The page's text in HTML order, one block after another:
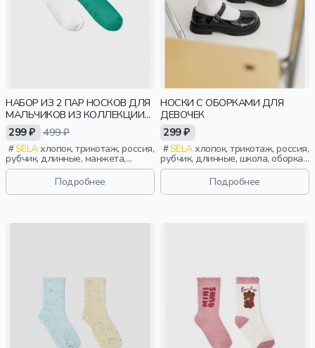
НАБОР ИЗ 2 ПАР НОСКОВ ДЛЯ
МАЛЬЧИКОВ ИЗ КОЛЛЕКЦИИ
ART PEOPLE
299 ₽ 499 ₽
SELAхлопок, трикотаж, россия,
рубчик, длинные, манжета,
принт, эластичные, мальчики,
Подробнее
НОСКИ С ОБОРКАМИ ДЛЯ
ДЕВОЧЕК
299 ₽
SELAхлопок, трикотаж, россия,
рубчик, длинные, школа, оборка,
манжета, эластичные, девочки,
Подробнее